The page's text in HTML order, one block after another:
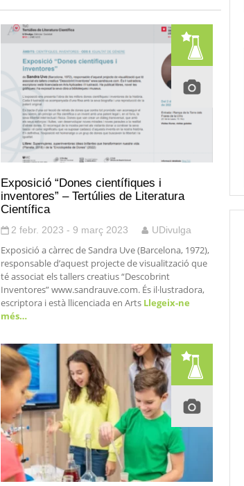
Exposició “Dones científiques i
inventores” – Tertúlies de Literatura
Científica
2 febr. 2023 - 9 març 2023 UDivulga
Exposició a càrrec de Sandra Uve (Barcelona, 1972),
responsable d’aquest projecte de visualització que
té associat els tallers creatius “Descobrint
Inventores” www.sandrauve.com. És il·lustradora,
escriptora i està llicenciada en ArtsLlegeix-ne
més…